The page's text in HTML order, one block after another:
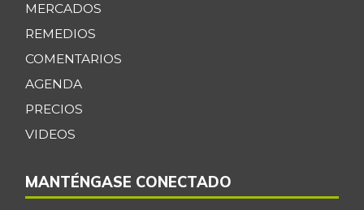
MERCADOS
REMEDIOS
COMENTARIOS
AGENDA
PRECIOS
VIDEOS
MANTÉNGASE CONECTADO